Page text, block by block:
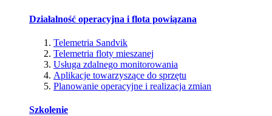
Działalność operacyjna i flota powiązana
Telemetria Sandvik
Telemetria floty mieszanej
Usługa zdalnego monitorowania
Aplikacje towarzyszące do sprzętu
Planowanie operacyjne i realizacja zmian
Szkolenie